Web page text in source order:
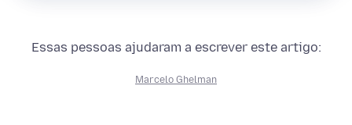
Essas pessoas ajudaram a escrever este artigo:
Marcelo Ghelman